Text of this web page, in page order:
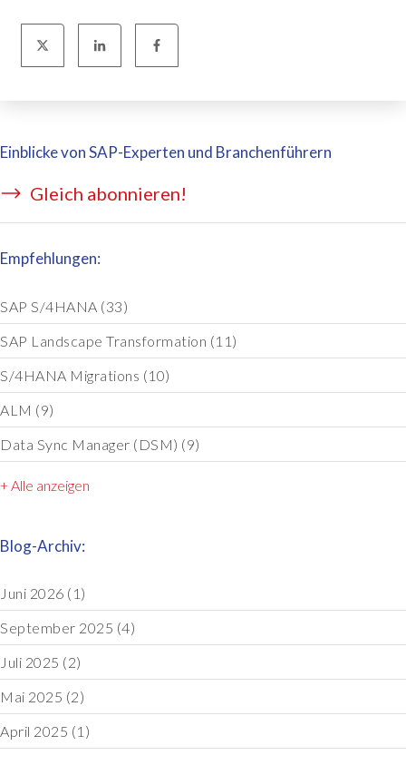
Einblicke von SAP-Experten und Branchenführern
Gleich abonnieren!
Empfehlungen:
SAP S/4HANA (33)
SAP Landscape Transformation (11)
S/4HANA Migrations (10)
ALM (9)
Data Sync Manager (DSM) (9)
+ Alle anzeigen
Blog-Archiv:
Juni 2026 (1)
September 2025 (4)
Juli 2025 (2)
Mai 2025 (2)
April 2025 (1)